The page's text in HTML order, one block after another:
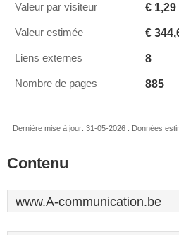
Valeur par visiteur € 1,29
Valeur estimée €
Liens externes 8
Nombre de pages 885
Dernière mise à jour: 31-05-2026 . Données
Contenu
www.A-communication.be